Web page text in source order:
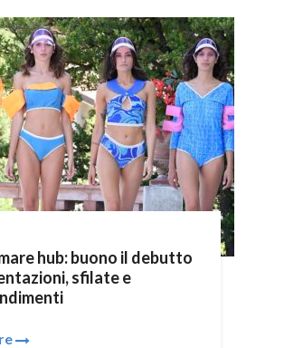
hub: buono il debutto
sfilate e